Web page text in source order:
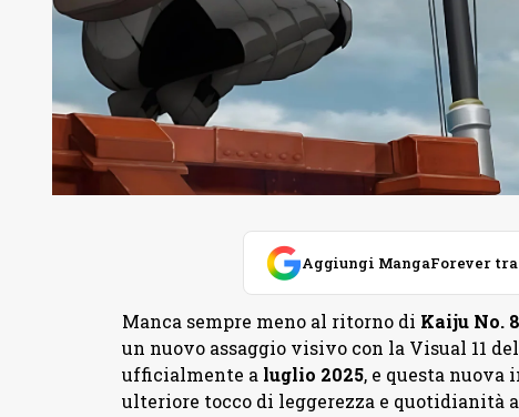
Aggiungi MangaForever
Manca sempre meno al ritorno di Kaiju No. 8
un nuovo assaggio visivo con la Visual 11
ufficialmente a luglio 2025, e questa nuova
ulteriore tocco di leggerezza e quotidianità